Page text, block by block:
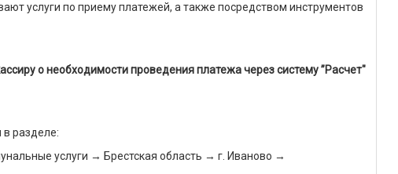
услуги по приему платежей, а также посредством инструментов
о необходимости проведения платежа через систему ”Расчет"
в разделе:
услуги → Брестская область → г. Иваново →